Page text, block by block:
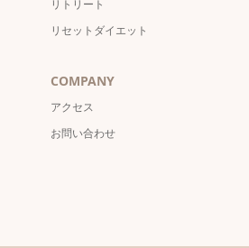
リトリート
リセットダイエット
COMPANY
アクセス
お問い合わせ